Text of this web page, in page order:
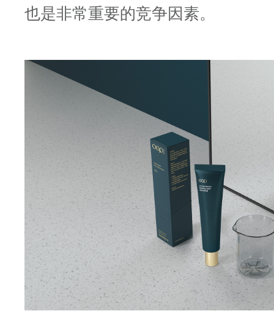
也是非常重要的竞争因素。